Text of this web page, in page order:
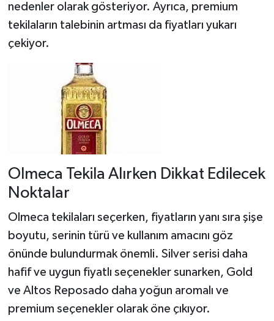
nedenler olarak gösteriyor. Ayrıca, premium
tekilaların talebinin artması da fiyatları yukarı
çekiyor.
Olmeca Tekila Alırken Dikkat Edilecek
Noktalar
Olmeca tekilaları seçerken, fiyatların yanı sıra şişe
boyutu, serinin türü ve kullanım amacını göz
önünde bulundurmak önemli. Silver serisi daha
hafif ve uygun fiyatlı seçenekler sunarken, Gold
ve Altos Reposado daha yoğun aromalı ve
premium seçenekler olarak öne çıkıyor.